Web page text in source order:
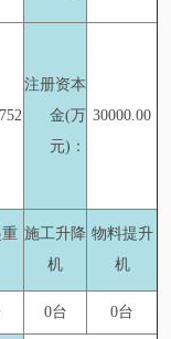
注册资本
金(万
元)：
30000.00
施工升降
机
物料提升
机
0台 0台